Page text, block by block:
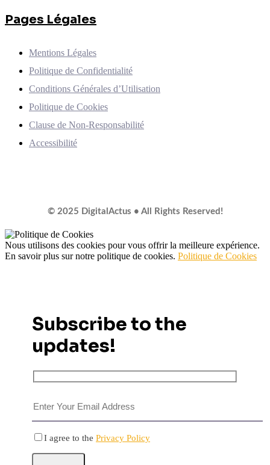
Pages Légales
Mentions Légales
Politique de Confidentialité
Conditions Générales d’Utilisation
Politique de Cookies
Clause de Non-Responsabilité
Accessibilité
© 2025 DigitalActus • All Rights Reserved!
Nous utilisons des cookies pour vous offrir la meilleure expérience.
En savoir plus sur notre politique de cookies. Politique de Cookies
Subscribe to the
updates!
I agree to the Privacy Policy